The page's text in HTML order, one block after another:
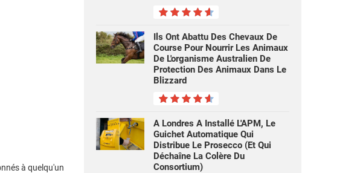
à quelqu'un
Ils Ont Abattu Des Chevaux De
Course Pour Nourrir Les Animaux
De L'organisme Australien De
Protection Des Animaux Dans Le
Blizzard
A Londres A Installé L'APM, Le
Guichet Automatique Qui
Distribue Le Prosecco (et Qui
Déchaîne La Colère Du
Consortium)